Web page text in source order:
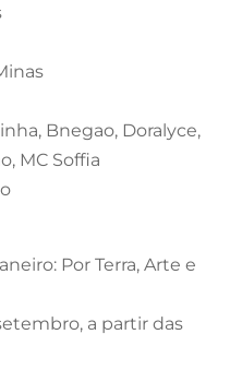
Bnegao, Doralyce,
MC Soffia
Por Terra, Arte e
a partir das